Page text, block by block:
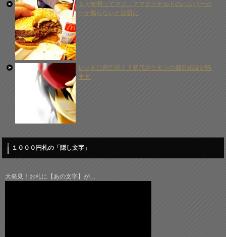
１４年間ってマジ…？マクドナルドのハンバーガ
ーが腐らないと話題に
レッドに死亡説！？初代ポケモンの都市伝説が怖
すぎ
１０００円札の「隠し文字」
大発見！お札に【あの文字】が…